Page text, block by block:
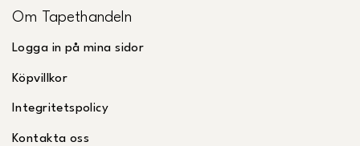
Om Tapethandeln
Logga in på mina sidor
Köpvillkor
Integritetspolicy
Kontakta oss